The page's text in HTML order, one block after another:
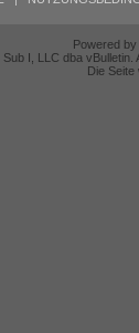
Powered by
I, LLC dba vBulletin.
Die Seite